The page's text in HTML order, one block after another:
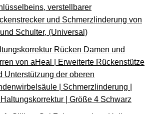
verstellbarer
und Schmerzlinderung von
Schulter, (Universal)
Rücken Damen und
von aHeal | Erweiterte Rückenstütze
Unterstützung der oberen
| Schmerzlinderung |
| Größe 4 Schwarz